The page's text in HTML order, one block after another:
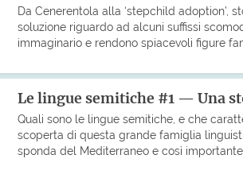
Da Cenerentola alla ‘stepchild adoption’,
soluzione riguardo ad alcuni suffissi
immaginario e rendono spiacevoli figure
Le lingue semitiche #1 — Una
Quali sono le lingue semitiche, e che
scoperta di questa grande famiglia
sponda del Mediterraneo e così